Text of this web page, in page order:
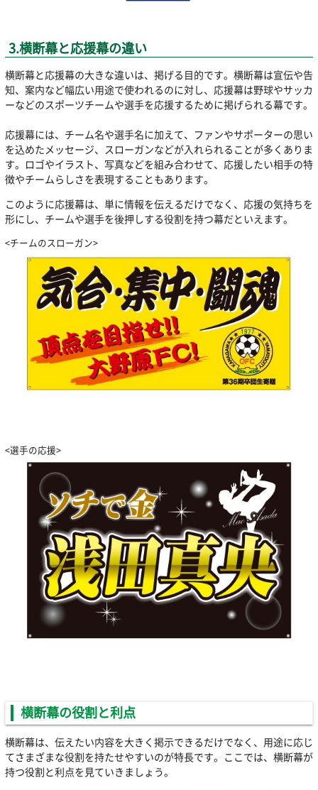
3.横断幕と応援幕の違い
横断幕と応援幕の大きな違いは、掲げる目的です。横断幕は宣伝や告
知、案内など幅広い用途で使われるのに対し、応援幕は野球やサッカ
ーなどのスポーツチームや選手を応援するために掲げられる幕です。
応援幕には、チーム名や選手名に加えて、ファンやサポーターの思い
を込めたメッセージ、スローガンなどが入れられることが多くありま
す。ロゴやイラスト、写真などを組み合わせて、応援したい相手の特
徴やチームらしさを表現することもあります。
このように応援幕は、単に情報を伝えるだけでなく、応援の気持ちを
形にし、チームや選手を後押しする役割を持つ幕だといえます。
<チームのスローガン>
<選手の応援>
横断幕の役割と利点
横断幕は、伝えたい内容を大きく掲示できるだけでなく、用途に応じ
てさまざまな役割を持たせやすいのが特長です。ここでは、横断幕が
持つ役割と利点を見ていきましょう。